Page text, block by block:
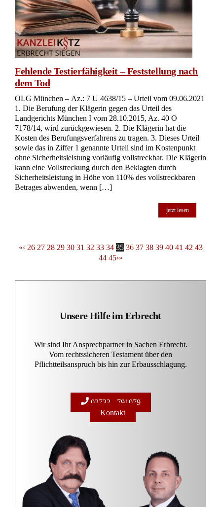
Fehlende Testierfähigkeit – Feststellung nach
dem Tod
OLG München – Az.: 7 U 4638/15 – Urteil vom 09.06.2021
1. Die Berufung der Klägerin gegen das Urteil des
Landgerichts München I vom 28.10.2015, Az. 40 O
7178/14, wird zurückgewiesen. 2. Die Klägerin hat die
Kosten des Berufungsverfahrens zu tragen. 3. Dieses Urteil
sowie das in Ziffer 1 genannte Urteil sind im Kostenpunkt
ohne Sicherheitsleistung vorläufig vollstreckbar. Die Klägerin
kann eine Vollstreckung durch den Beklagten durch
Sicherheitsleistung in Höhe von 110% des vollstreckbaren
Betrages abwenden, wenn […]
jetzt lesen
«‹ 26 27 28 29 30 31 32 33 34 35 36 37 38 39 40 41 42 43
44 45›»
Unsere Hilfe im Erbrecht
Wir sind Ihr Ansprechpartner in Sachen Erbrecht.
Vom rechtssicheren Testament über den
Pflichtteilsanspruch bis hin zur Erbausschlagung.
02732 - 791079
Kontakt